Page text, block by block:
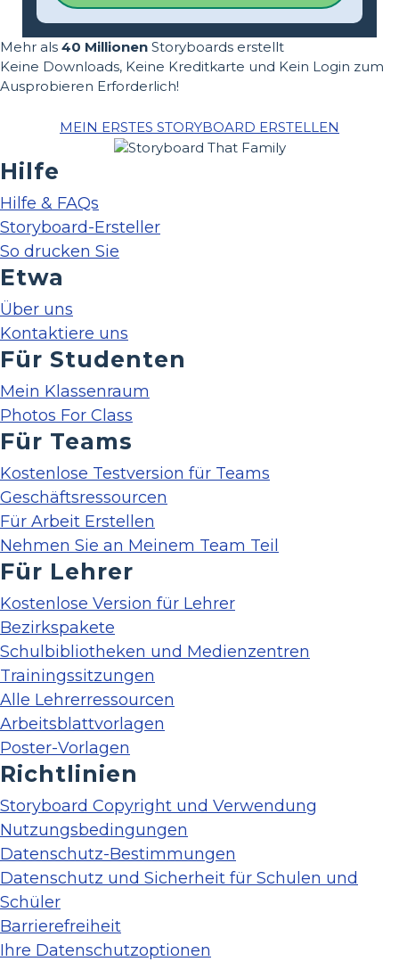
Mehr als 40 Millionen Storyboards erstellt
Keine Downloads, Keine Kreditkarte und Kein Login zum
Ausprobieren Erforderlich!
MEIN ERSTES STORYBOARD ERSTELLEN
Hilfe
Hilfe & FAQs
Storyboard-Ersteller
So drucken Sie
Etwa
Über uns
Kontaktiere uns
Für Studenten
Mein Klassenraum
Photos For Class
Für Teams
Kostenlose Testversion für Teams
Geschäftsressourcen
Für Arbeit Erstellen
Nehmen Sie an Meinem Team Teil
Für Lehrer
Kostenlose Version für Lehrer
Bezirkspakete
Schulbibliotheken und Medienzentren
Trainingssitzungen
Alle Lehrerressourcen
Arbeitsblattvorlagen
Poster-Vorlagen
Richtlinien
Storyboard Copyright und Verwendung
Nutzungsbedingungen
Datenschutz-Bestimmungen
Datenschutz und Sicherheit für Schulen und
Schüler
Barrierefreiheit
Ihre Datenschutzoptionen